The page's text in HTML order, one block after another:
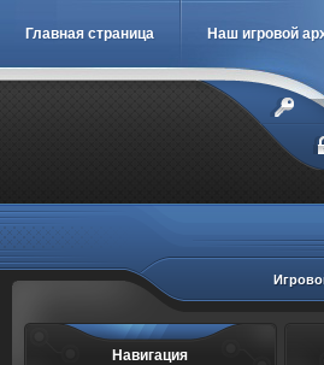
Главная страница Наш игровой
Навигация